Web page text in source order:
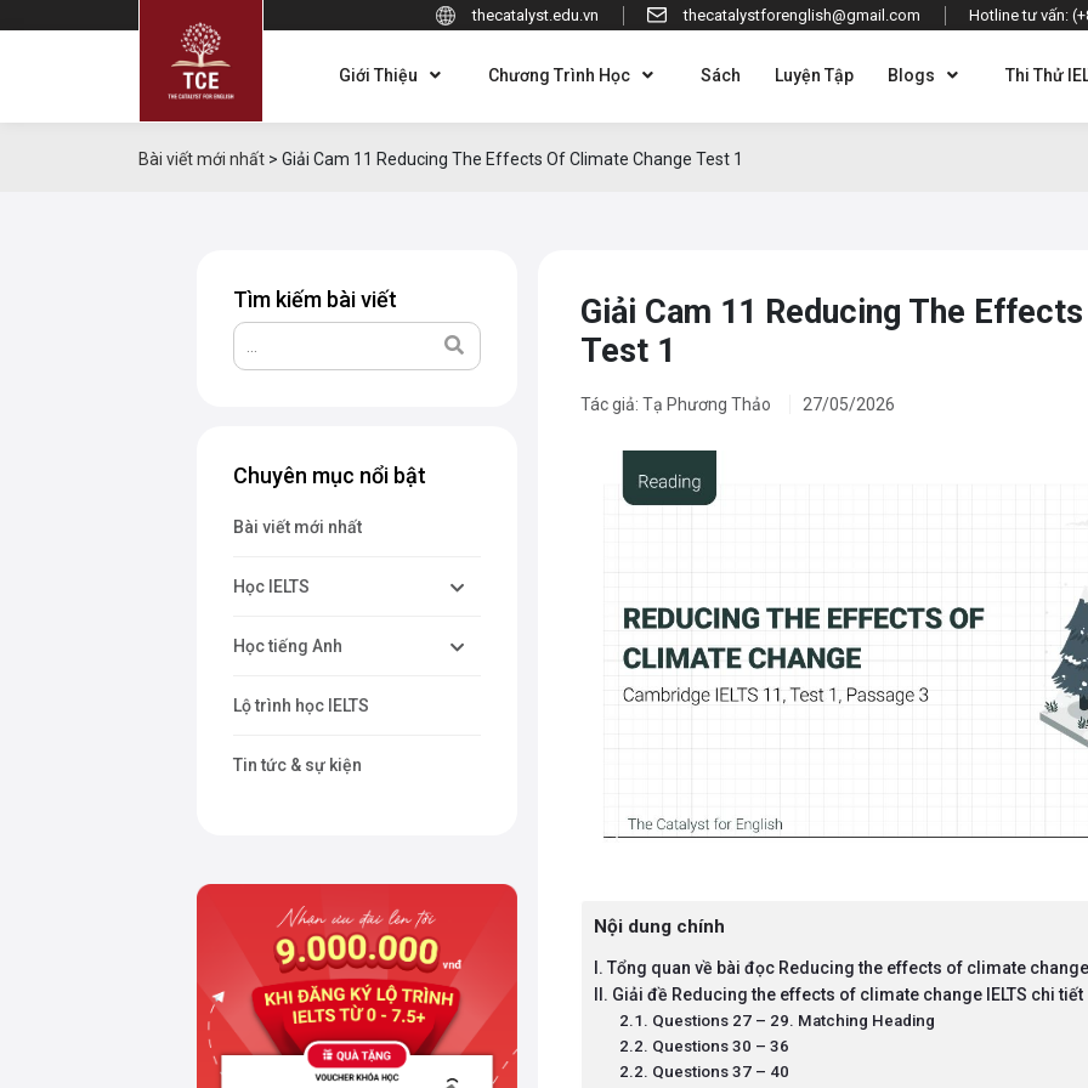
thecatalyst.edu.vn thecatalystforenglish@gmail.com Hotline tư vấn:
Giới Thiệu Chương Trình Học Sách Luyện Tập Blogs Thi Thử
Bài viết mới nhất > Giải Cam 11 Reducing The Effects Of Climate Change Test 1
Tìm kiếm bài viết
Chuyên mục nổi bật
Bài viết mới nhất
Học IELTS
Học tiếng Anh
Lộ trình học IELTS
Tin tức & sự kiện
Giải Cam 11 Reducing The
Test 1
Tác giả: Tạ Phương Thảo 27/05/2026
Nội dung chính
I. Tổng quan về bài đọc Reducing the effects of climate
II. Giải đề Reducing the effects of climate change IELTS chi tiết
2.1. Questions 27 – 29. Matching Heading
2.2. Questions 30 – 36
2.2. Questions 37 – 40